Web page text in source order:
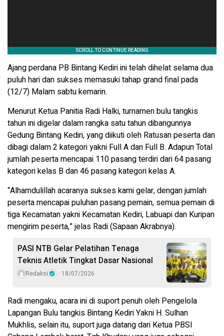
Ajang perdana PB Bintang Kediri ini telah dihelat selama dua
puluh hari dan sukses memasuki tahap grand final pada
(12/7) Malam sabtu kemarin.
Menurut Ketua Panitia Radi Halki, turnamen bulu tangkis
tahun ini digelar dalam rangka satu tahun dibangunnya
Gedung Bintang Kediri, yang diikuti oleh Ratusan peserta dan
dibagi dalam 2 kategori yakni Full A dan Full B. Adapun Total
jumlah peserta mencapai 110 pasang terdiri dari 64 pasang
kategori kelas B dan 46 pasang kategori kelas A.
“Alhamdulillah acaranya sukses kami gelar, dengan jumlah
peserta mencapai puluhan pasang pemain, semua pemain di
tiga Kecamatan yakni Kecamatan Kediri, Labuapi dan Kuripan
mengirim peserta,” jelas Radi (Sapaan Akrabnya).
PASI NTB Gelar Pelatihan Tenaga
Teknis Atletik Tingkat Dasar Nasional
Redaksi 18/07/2026
Radi mengaku, acara ini di suport penuh oleh Pengelola
Lapangan Bulu tangkis Bintang Kediri Yakni H. Sulhan
Mukhlis, selain itu, suport juga datang dari Ketua PBSI